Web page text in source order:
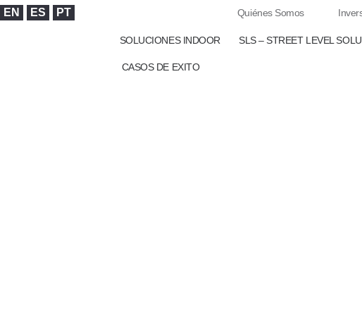
EN ES PT Quiénes Somos
SOLUCIONES INDOOR SLS – STREET LEVEL
CASOS DE EXITO